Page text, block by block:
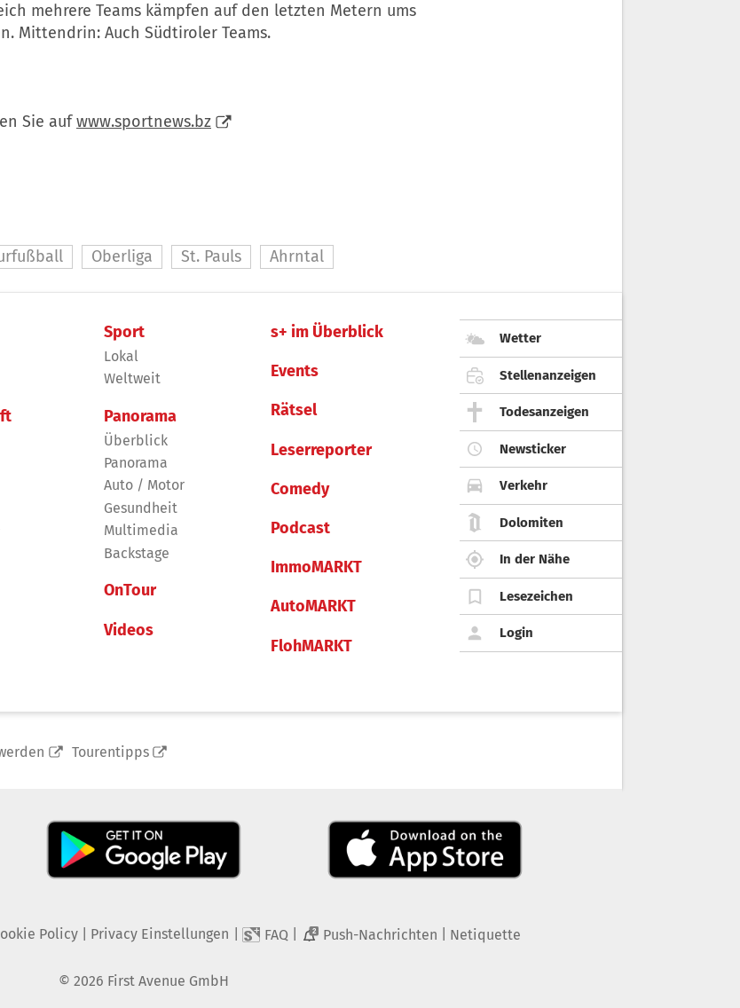
mehrere Teams kämpfen auf den letzten Metern ums
Mittendrin: Auch Südtiroler Teams.
Sie aufwww.sportnews.bz
Oberliga St. Pauls Ahrntal
Sport
Lokal
Weltweit
Panorama
Überblick
Panorama
Auto / Motor
Gesundheit
Multimedia
Backstage
OnTour
Videos
s+ im Überblick
Events
Rätsel
Leserreporter
Comedy
Podcast
ImmoMARKT
AutoMARKT
FlohMARKT
Wetter
Stellenanzeigen
Todesanzeigen
Newsticker
Verkehr
Dolomiten
In der Nähe
Lesezeichen
Login
Tourentipps
Policy| Privacy Einstellungen FAQ 2 Push-Nachrichten Netiquette
© 2026 First Avenue GmbH